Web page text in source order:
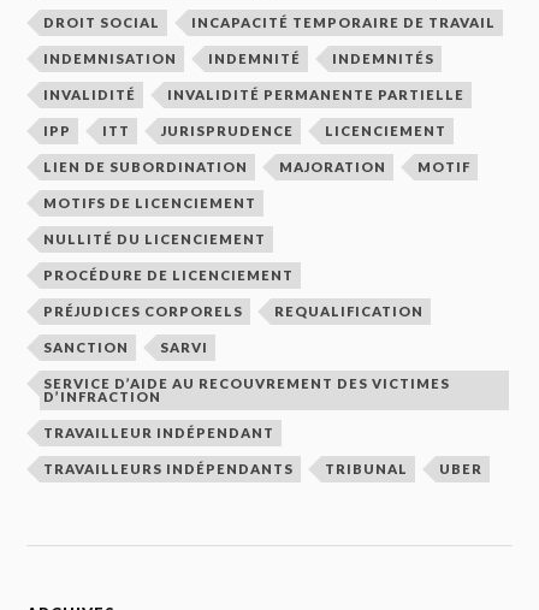
DROIT SOCIAL INCAPACITÉ TEMPORAIRE DE TRAVAIL
INDEMNISATION INDEMNITÉ INDEMNITÉS
INVALIDITÉ INVALIDITÉ PERMANENTE PARTIELLE
IPP ITT JURISPRUDENCE LICENCIEMENT
LIEN DE SUBORDINATION MAJORATION MOTIF
MOTIFS DE LICENCIEMENT
NULLITÉ DU LICENCIEMENT
PROCÉDURE DE LICENCIEMENT
PRÉJUDICES CORPORELS REQUALIFICATION
SANCTION SARVI
SERVICE D’AIDE AU RECOUVREMENT DES VICTIMES
D’INFRACTION
TRAVAILLEUR INDÉPENDANT
TRAVAILLEURS INDÉPENDANTS TRIBUNAL UBER